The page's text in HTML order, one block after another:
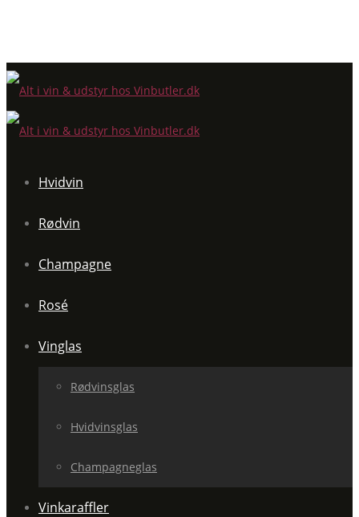
Hvidvin
Rødvin
Champagne
Rosé
Vinglas
Rødvinsglas
Hvidvinsglas
Champagneglas
Vinkaraffler